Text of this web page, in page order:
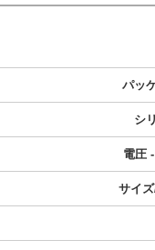
パッ
シ
電圧
サイ